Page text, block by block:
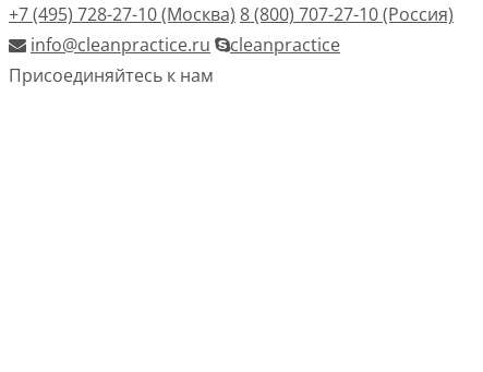
+7 (495) 728-27-10 (Москва) 8 (800) 707-27-10 (Россия)
info@cleanpractice.ru
cleanpractice
Присоединяйтесь к нам